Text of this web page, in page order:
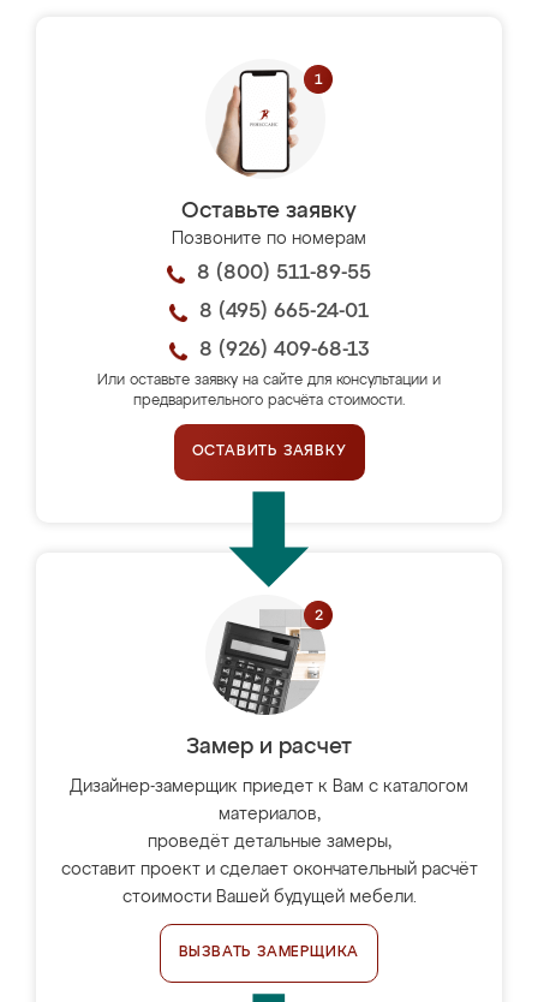
Оставьте заявку
Позвоните по номерам
8 (800) 511-89-55
8 (495) 665-24-01
8 (926) 409-68-13
Или оставьте заявку на сайте для консультации и
предварительного расчёта стоимости.
ОСТАВИТЬ ЗАЯВКУ
Замер и расчет
Дизайнер-замерщик приедет к Вам с каталогом
материалов,
проведёт детальные замеры,
составит проект и сделает окончательный расчёт
стоимости Вашей будущей мебели.
ВЫЗВАТЬ ЗАМЕРЩИКА